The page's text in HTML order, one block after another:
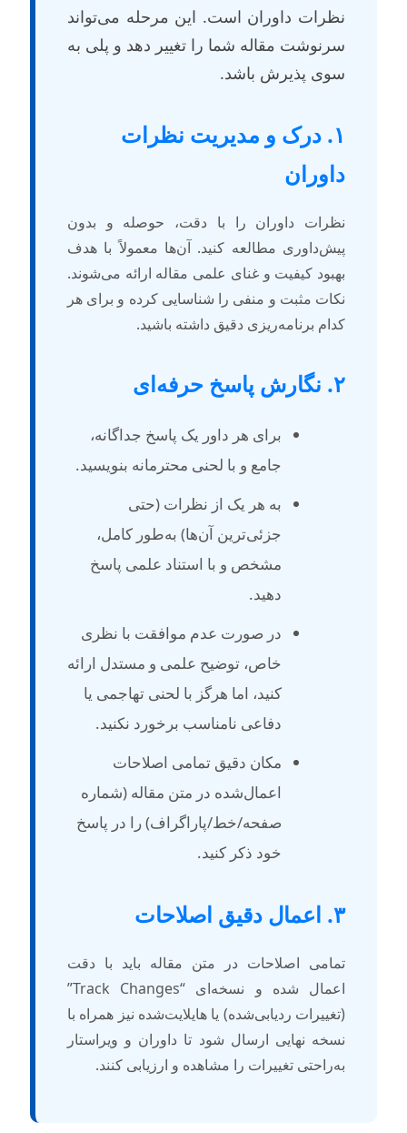
داوران است. این مرحله می‌تواند
مقاله شما را تغییر دهد و پلی به
پذیرش باشد.
۱. درک و مدیریت نظرات
داوران را با دقت، حوصله و بدون
مطالعه کنید. آن‌ها معمولاً با هدف
کیفیت و غنای علمی مقاله ارائه می‌شوند.
مثبت و منفی را شناسایی کرده و برای هر
برنامه‌ریزی دقیق داشته باشید.
برای هر داور یک پاسخ جداگانه،
جامع و با لحنی محترمانه بنویسید.
به هر یک از نظرات (حتی
جزئی‌ترین آن‌ها) به‌طور کامل،
مشخص و با استناد علمی پاسخ
در صورت عدم موافقت با نظری
خاص، توضیح علمی و مستدل ارائه
کنید، اما هرگز با لحنی تهاجمی یا
دفاعی نامناسب برخورد نکنید.
مکان دقیق تمامی اصلاحات
اعمال‌شده در متن مقاله (شماره
صفحه/خط/پاراگراف) را در پاسخ
خود ذکر کنید.
اصلاحات در متن مقاله باید با دقت
اعمال شده و نسخه‌ای “Track Changes”
ردیابی‌شده) یا هایلایت‌شده نیز همراه با
نهایی ارسال شود تا داوران و ویراستار
تغییرات را مشاهده و ارزیابی کنند.